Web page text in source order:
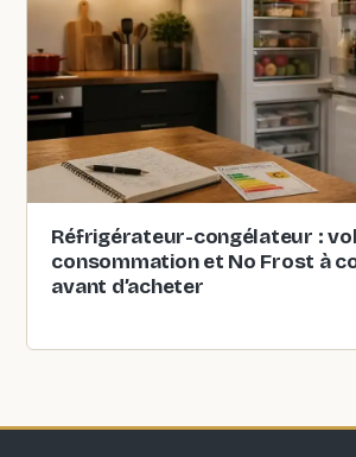
Réfrigérateur-congélateur :
consommation et No Frost à
avant d’acheter